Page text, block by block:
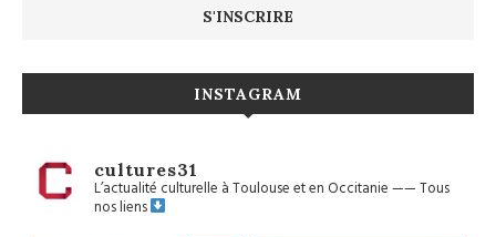
INSTAGRAM
cultures31
L’actualité culturelle à Toulouse et en Occitanie——Tous
nos liens